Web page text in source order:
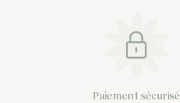
Paiement sécurisé